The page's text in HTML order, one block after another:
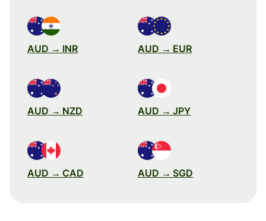
AUD → INR AUD → EUR
AUD → NZD AUD → JPY
AUD → CAD AUD → SGD